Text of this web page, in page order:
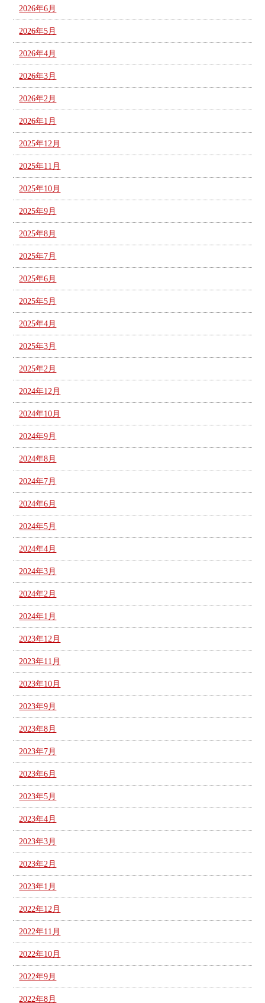
2026年6月
2026年5月
2026年4月
2026年3月
2026年2月
2026年1月
2025年12月
2025年11月
2025年10月
2025年9月
2025年8月
2025年7月
2025年6月
2025年5月
2025年4月
2025年3月
2025年2月
2024年12月
2024年10月
2024年9月
2024年8月
2024年7月
2024年6月
2024年5月
2024年4月
2024年3月
2024年2月
2024年1月
2023年12月
2023年11月
2023年10月
2023年9月
2023年8月
2023年7月
2023年6月
2023年5月
2023年4月
2023年3月
2023年2月
2023年1月
2022年12月
2022年11月
2022年10月
2022年9月
2022年8月